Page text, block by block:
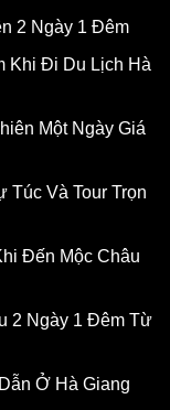
2 Ngày 1 Đêm
Khi Đi Du Lịch Hà
Một Ngày Giá
Túc Và Tour Trọn
Đến Mộc Châu
2 Ngày 1 Đêm Từ
Ở Hà Giang